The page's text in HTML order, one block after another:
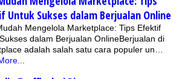
Untuk Sukses dalam Berjualan Online
Mengelola Marketplace: Tips Efektif
dalam Berjualan OnlineBerjualan di
adalah salah satu cara populer un…